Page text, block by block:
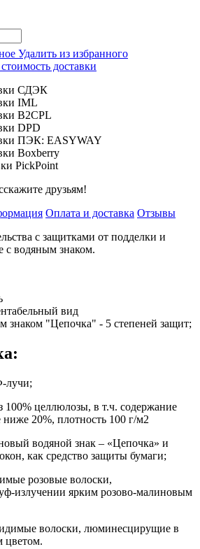
Удалить из избранного
доставки
друзьям!
Оплата и доставка Отзывы
с защитками от подделки и
с водяным знаком.
вид
знаком "Цепочка" - 5 степеней защит;
лучи;
100% целлюлозы, в т.ч. содержание
ниже 20%, плотность 100 г/м2
водяной знак – «Цепочка» и
как средство защиты бумаги;
розовые волоски,
излучении ярким розово-малиновым
волоски, люминесцирущие в
цветом.